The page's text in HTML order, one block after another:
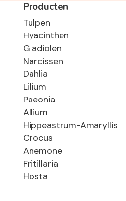
Producten
Tulpen
Hyacinthen
Gladiolen
Narcissen
Dahlia
Lilium
Paeonia
Allium
Hippeastrum-Amaryllis
Crocus
Anemone
Fritillaria
Hosta